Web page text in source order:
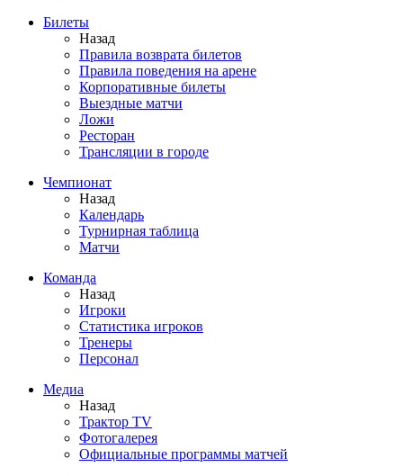
Билеты
Назад
Правила возврата билетов
Правила поведения на арене
Корпоративные билеты
Выездные матчи
Ложи
Ресторан
Трансляции в городе
Чемпионат
Назад
Календарь
Турнирная таблица
Матчи
Команда
Назад
Игроки
Статистика игроков
Тренеры
Персонал
Медиа
Назад
Трактор TV
Фотогалерея
Официальные программы матчей